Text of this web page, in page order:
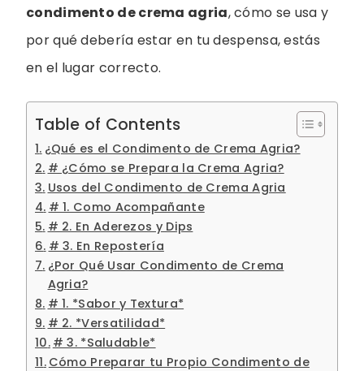
condimento de crema agria, cómo se usa y
por qué debería estar en tu despensa, estás
en el lugar correcto.
Table of Contents
¿Qué es el Condimento de Crema Agria?
# ¿Cómo se Prepara la Crema Agria?
Usos del Condimento de Crema Agria
# 1. Como Acompañante
# 2. En Aderezos y Dips
# 3. En Repostería
¿Por Qué Usar Condimento de Crema
Agria?
# 1. *Sabor y Textura*
# 2. *Versatilidad*
# 3. *Saludable*
Cómo Preparar tu Propio Condimento de